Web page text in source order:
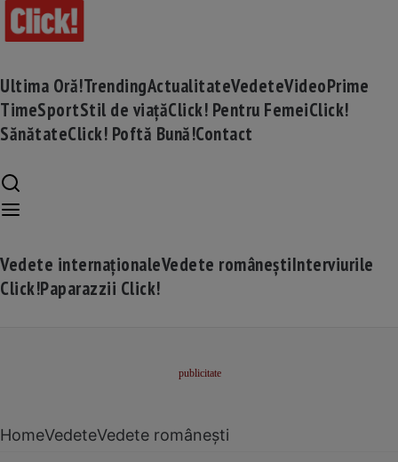
Ultima Oră!TrendingActualitateVedeteVideoPrime
TimeSportStil de viațăClick! Pentru FemeiClick!
SănătateClick! Poftă Bună!Contact
Vedete internaționaleVedete româneștiInterviurile
Click!Paparazzii Click!
HomeVedeteVedete românești